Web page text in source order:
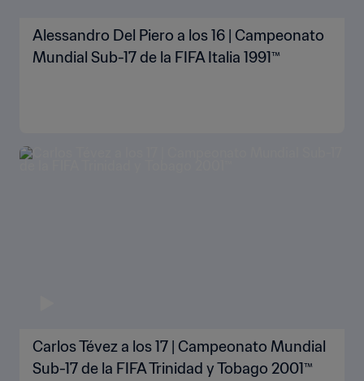
Alessandro Del Piero a los 16 | Campeonato
Mundial Sub-17 de la FIFA Italia 1991™
Carlos Tévez a los 17 | Campeonato Mundial
Sub-17 de la FIFA Trinidad y Tobago 2001™